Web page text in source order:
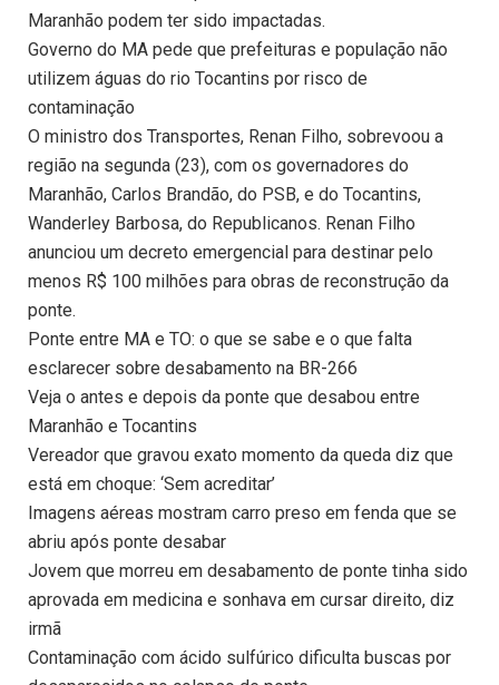
Maranhão podem ter sido impactadas.
Governo do MA pede que prefeituras e população não
utilizem águas do rio Tocantins por risco de
contaminação
O ministro dos Transportes, Renan Filho, sobrevoou a
região na segunda (23), com os governadores do
Maranhão, Carlos Brandão, do PSB, e do Tocantins,
Wanderley Barbosa, do Republicanos. Renan Filho
anunciou um decreto emergencial para destinar pelo
menos R$ 100 milhões para obras de reconstrução da
ponte.
Ponte entre MA e TO: o que se sabe e o que falta
esclarecer sobre desabamento na BR-266
Veja o antes e depois da ponte que desabou entre
Maranhão e Tocantins
Vereador que gravou exato momento da queda diz que
está em choque: ‘Sem acreditar’
Imagens aéreas mostram carro preso em fenda que se
abriu após ponte desabar
Jovem que morreu em desabamento de ponte tinha sido
aprovada em medicina e sonhava em cursar direito, diz
irmã
Contaminação com ácido sulfúrico dificulta buscas por